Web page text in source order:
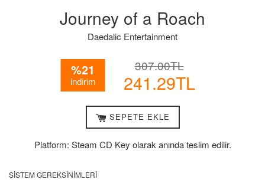
Journey of a Roach
Daedalic Entertainment
%21
indirim
Fiyatı
241.29TL
307.00TL
SEPETE EKLE
Platform: Steam CD Key olarak anında teslim edilir.
SISTEM GEREKSINIMLERI